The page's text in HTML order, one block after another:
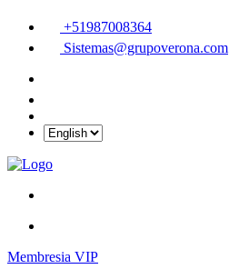
+51987008364
Sistemas@grupoverona.com
Membresia VIP